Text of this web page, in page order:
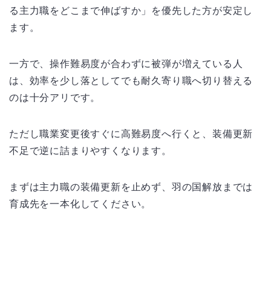
る主力職をどこまで伸ばすか」を優先した方が安定し
ます。
一方で、操作難易度が合わずに被弾が増えている人
は、効率を少し落としてでも耐久寄り職へ切り替える
のは十分アリです。
ただし職業変更後すぐに高難易度へ行くと、装備更新
不足で逆に詰まりやすくなります。
まずは主力職の装備更新を止めず、羽の国解放までは
育成先を一本化してください。